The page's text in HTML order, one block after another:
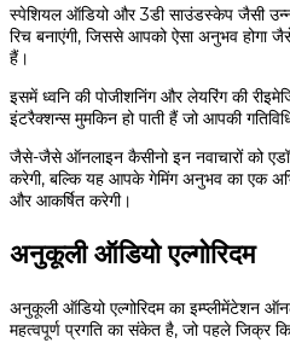
स्पेशियल ऑडियो और 3डी साउंडस्केप जैसी
रिच बनाएंगी, जिससे आपको ऐसा अनुभव होगा
हैं।
इसमें ध्वनि की पोजीशनिंग और लेयरिंग की
इंटरैक्शन्स मुमकिन हो पाती हैं जो आपकी
जैसे-जैसे ऑनलाइन कैसीनो इन नवाचारों को
करेगी, बल्कि यह आपके गेमिंग अनुभव का एक
और आकर्षित करेगी।
अनुकूली ऑडियो एल्गोरिदम
अनुकूली ऑडियो एल्गोरिदम का इम्प्लीमेंटेशन
महत्वपूर्ण प्रगति का संकेत है, जो पहले जिक्र